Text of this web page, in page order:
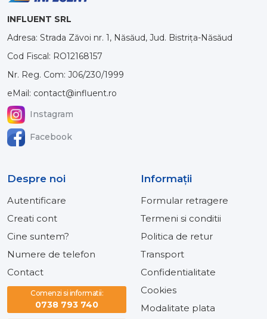
INFLUENT SRL
Adresa: Strada Zăvoi nr. 1, Năsăud, Jud. Bistrița-Năsăud
Cod Fiscal: RO12168157
Nr. Reg. Com: J06/230/1999
eMail: contact@influent.ro
Instagram
Facebook
Despre noi
Autentificare
Creati cont
Cine suntem?
Numere de telefon
Contact
Comenzi si informatii:
0738 793 740
Informaţii
Formular retragere
Termeni si conditii
Politica de retur
Transport
Confidentialitate
Cookies
Modalitate plata